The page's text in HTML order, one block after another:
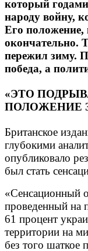
который
народу войну,
Его положение,
окончательно.
пережил зиму.
победа, а
«ЭТО
ПОЛОЖЕНИЕ
Британское
глубокими
опубликовало
был стать
«Сенсационный
проведенный на
61 процент
территории на
без того шаткое